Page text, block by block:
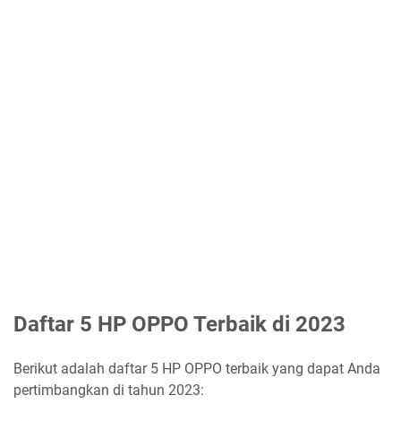
Daftar 5 HP OPPO Terbaik di 2023
Berikut adalah daftar 5 HP OPPO terbaik yang dapat Anda
pertimbangkan di tahun 2023: